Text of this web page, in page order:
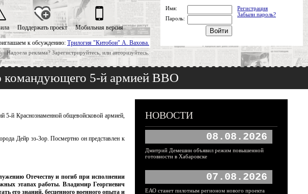
к обсуждению: Трилогия "Китобои" А. Вахова.
Надоела реклама? Зарегистрируйтесь, или авторизуйтесь.
Поддержать проект Мобильная версия
Имя:
Регистрация
Забыли пароль?
Пароль:
командующего 5-й армией ВВО
5-й Краснознаменной общевойсковой армией,
Дейр эз-Зор. Посмертно он представлен к
Отечеству и погиб при исполнении
этапах работы. Владимир Георгиевич
его знаний, бесценного военного опыта и
НОВОСТИ
08.08.2026
Дмитрий Демешин объявил режим повышенной
готовности в Хабаровске
07.08.2026
ЕАО станет пилотным регионом нового проекта